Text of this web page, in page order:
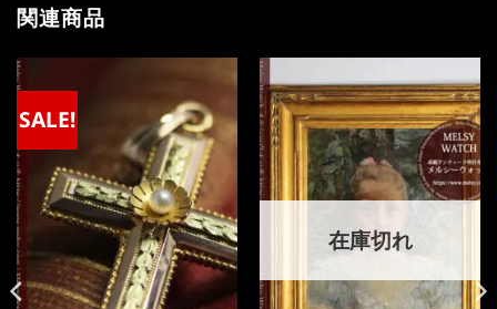
関連商品
SALE!
在庫切れ